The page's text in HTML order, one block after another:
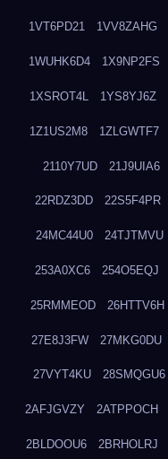
1VT6PD21 1VV8ZAHG
1WUHK6D4 1X9NP2FS
1XSROT4L 1YS8YJ6Z
1Z1US2M8 1ZLGWTF7
2110Y7UD 21J9UIA6
22RDZ3DD 22S5F4PR
24MC44U0 24TJTMVU
253A0XC6 254O5EQJ
25RMMEOD 26HTTV6H
27E8J3FW 27MKG0DU
27VYT4KU 28SMQGU6
2AFJGVZY 2ATPPOCH
2BLDOOU6 2BRHOLRJ